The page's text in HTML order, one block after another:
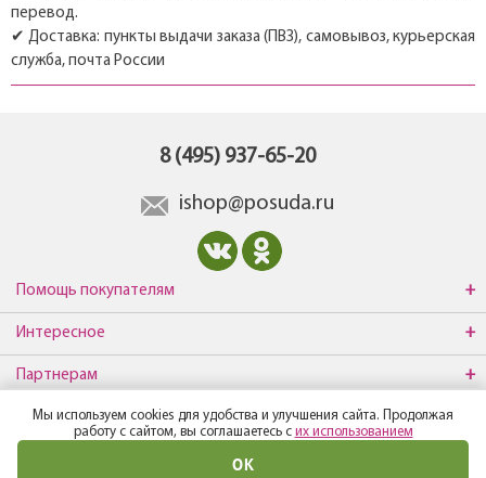
перевод.
✔ Доставка: пункты выдачи заказа (ПВЗ), самовывоз, курьерская
служба, почта России
8 (495) 937-65-20
ishop@posuda.ru
Помощь покупателям
Интересное
Партнерам
О компании
Мы используем cookies для удобства и улучшения сайта. Продолжая
работу с сайтом, вы соглашаетесь с их использованием
ОК